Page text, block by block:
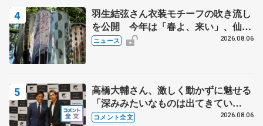
羽生結弦さん衣装モチーフの吹き流し
を公開 今年は「春よ、来い」、仙台
の瑞鳳殿
ニュース 2026.08.06
高橋大輔さん、激しく動かずに魅せる
「深みみたいなものは出てきてい
る？」 〝兄さん〟と慕うレジェンド
コメント全文 2026.08.06